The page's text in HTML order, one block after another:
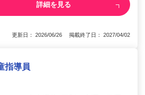
詳細を見る
更新日： 2026/06/26 掲載終了日： 2027/04/02
指導員